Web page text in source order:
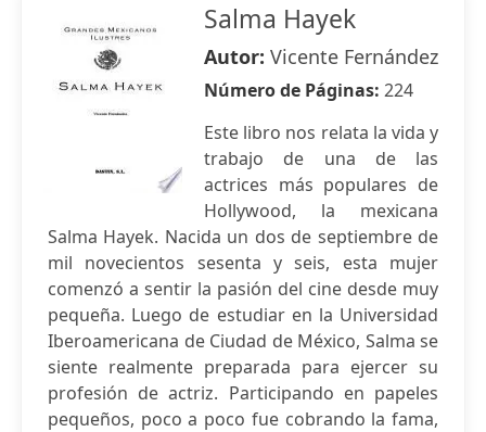
Salma Hayek
Autor: Vicente Fernández
Número de Páginas: 224
Este libro nos relata la vida y
trabajo de una de las
actrices más populares de
Hollywood, la mexicana
Salma Hayek. Nacida un dos de septiembre de
mil novecientos sesenta y seis, esta mujer
comenzó a sentir la pasión del cine desde muy
pequeña. Luego de estudiar en la Universidad
Iberoamericana de Ciudad de México, Salma se
siente realmente preparada para ejercer su
profesión de actriz. Participando en papeles
pequeños, poco a poco fue cobrando la fama,